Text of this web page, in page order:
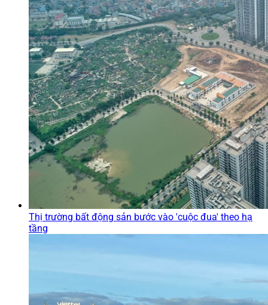
Thị trường bất động sản bước vào 'cuộc đua' theo hạ
tầng